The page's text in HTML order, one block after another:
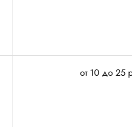
от 10 до 25